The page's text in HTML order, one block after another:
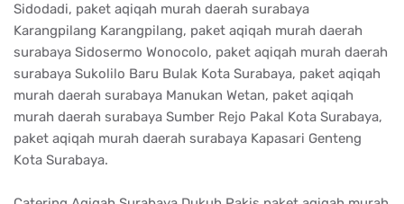
Sidodadi, paket aqiqah murah daerah surabaya
Karangpilang Karangpilang, paket aqiqah murah daerah
surabaya Sidosermo Wonocolo, paket aqiqah murah daerah
surabaya Sukolilo Baru Bulak Kota Surabaya, paket aqiqah
murah daerah surabaya Manukan Wetan, paket aqiqah
murah daerah surabaya Sumber Rejo Pakal Kota Surabaya,
paket aqiqah murah daerah surabaya Kapasari Genteng
Kota Surabaya.